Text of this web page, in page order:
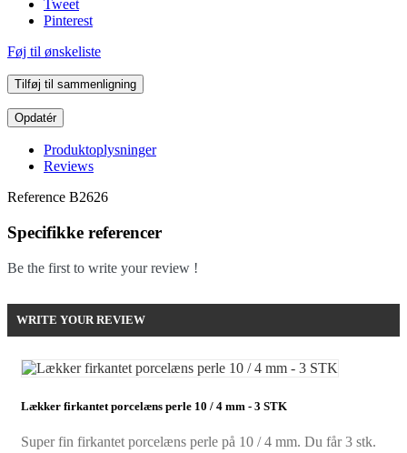
Tweet
Pinterest
Føj til ønskeliste
Tilføj til sammenligning
Produktoplysninger
Reviews
Reference B2626
Specifikke referencer
Be the first to write your review !
WRITE YOUR REVIEW
Lækker firkantet porcelæns perle 10 / 4 mm - 3 STK
Super fin firkantet porcelæns perle på 10 / 4 mm. Du får 3 stk.